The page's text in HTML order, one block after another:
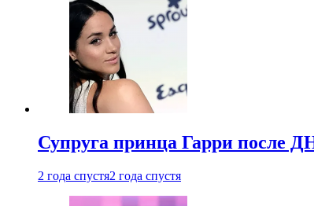
Супруга принца Гарри после
2 года спустя2 года спустя